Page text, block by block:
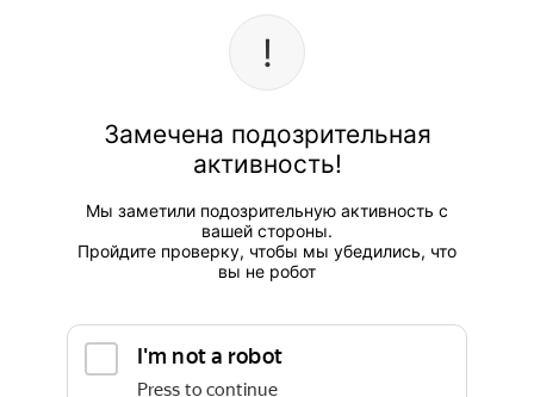
Замечена подозрительная
активность!
Мы заметили подозрительную активность с
вашей стороны.
Пройдите проверку, чтобы мы убедились, что
вы не робот